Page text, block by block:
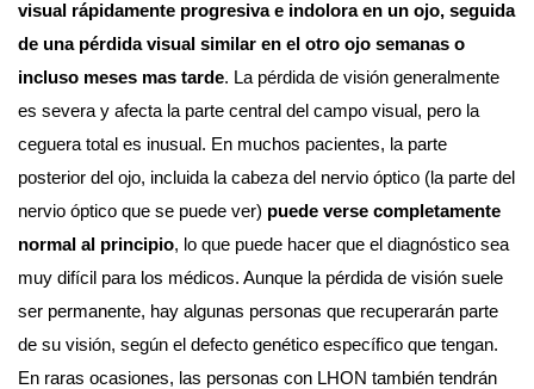
visual rápidamente progresiva e indolora en un ojo, seguida
de una pérdida visual similar en el otro ojo semanas o
incluso meses mas tarde. La pérdida de visión generalmente
es severa y afecta la parte central del campo visual, pero la
ceguera total es inusual. En muchos pacientes, la parte
posterior del ojo, incluida la cabeza del nervio óptico (la parte del
nervio óptico que se puede ver) puede verse completamente
normal al principio, lo que puede hacer que el diagnóstico sea
muy difícil para los médicos. Aunque la pérdida de visión suele
ser permanente, hay algunas personas que recuperarán parte
de su visión, según el defecto genético específico que tengan.
En raras ocasiones, las personas con LHON también tendrán